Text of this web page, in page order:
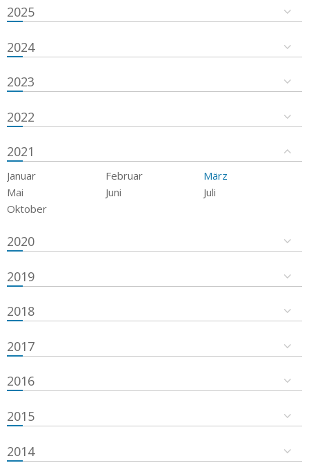
2025
2024
2023
2022
2021
Januar Februar
März
Mai
Juni
Juli
Oktober
2020
2019
2018
2017
2016
2015
2014